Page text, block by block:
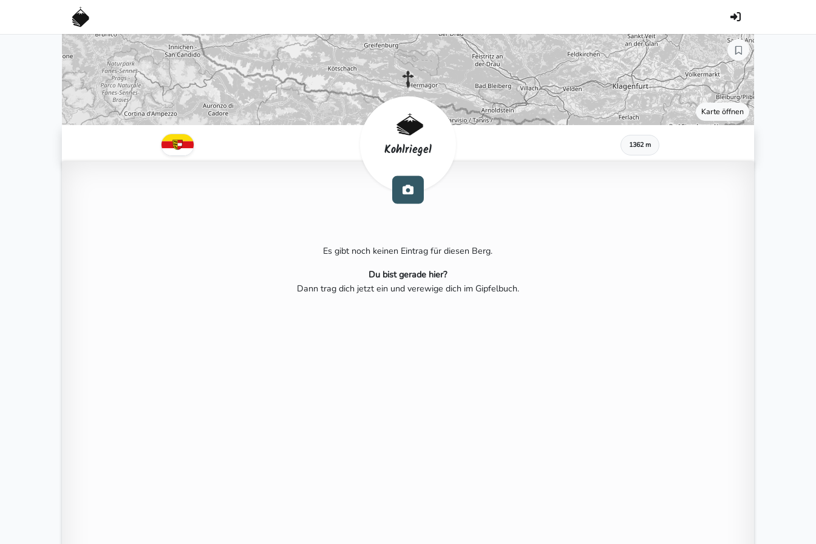
Karte öffnen
Kohlriegel 1362 m
Es gibt noch keinen Eintrag für diesen Berg.
Du bist gerade hier?
Dann trag dich jetzt ein und verewige dich im Gipfelbuch.